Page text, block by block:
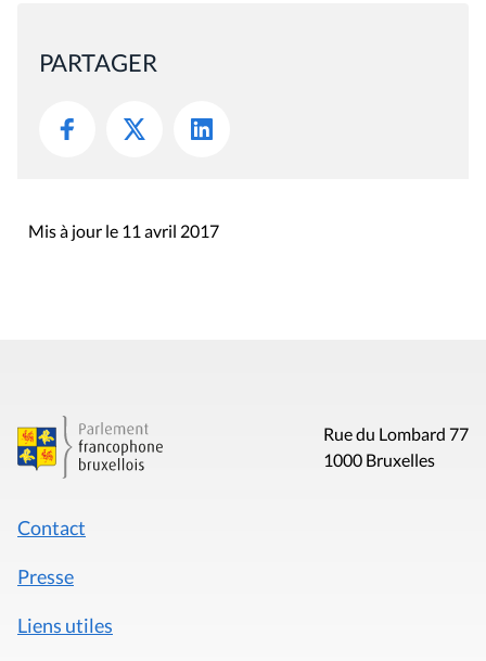
PARTAGER
Mis à jour le 11 avril 2017
Rue du Lombard 77
1000 Bruxelles
Contact
Presse
Liens utiles